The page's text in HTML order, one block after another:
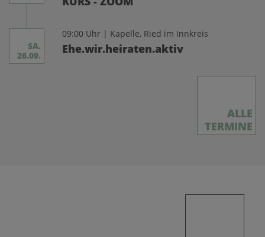
SA.
26.09.
09:00 Uhr | Kapelle, Ried im Innkreis
Ehe.wir.heiraten.aktiv
ALLE
TERMINE